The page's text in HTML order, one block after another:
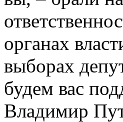
органах
выборах
будем вас
Владимир